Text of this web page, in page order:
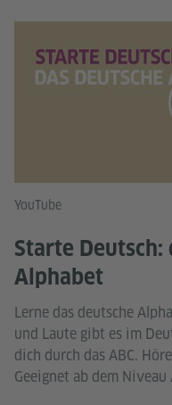
YouTube
Starte Deutsch:
Alphabet
Lerne das deutsche
und Laute gibt es im
dich durch das ABC.
Geeignet ab dem Niveau